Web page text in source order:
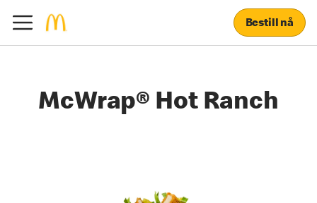
Bestill nå
McWrap® Hot Ranch